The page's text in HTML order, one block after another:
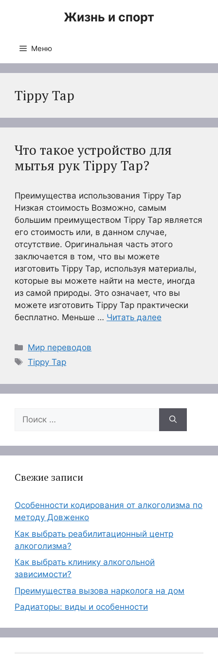
Жизнь и спорт
Меню
Tippy Tap
Что такое устройство для
мытья рук Tippy Tap?
Преимущества использования Tippy Tap
Низкая стоимость Возможно, самым
большим преимуществом Tippy Tap является
его стоимость или, в данном случае,
отсутствие. Оригинальная часть этого
заключается в том, что вы можете
изготовить Tippy Tap, используя материалы,
которые вы можете найти на месте, иногда
из самой природы. Это означает, что вы
можете изготовить Tippy Tap практически
бесплатно. Меньше … Читать далее
Рубрики
Мир переводов
Метки
Tippy Tap
Поиск:
Свежие записи
Особенности кодирования от алкоголизма по
методу Довженко
Как выбрать реабилитационный центр
алкоголизма?
Как выбрать клинику алкогольной
зависимости?
Преимущества вызова нарколога на дом
Радиаторы: виды и особенности